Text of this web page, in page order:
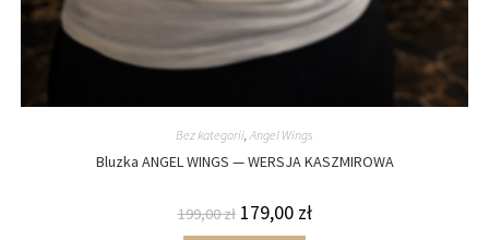
Bez kategorii Angel Wings
Bluzka ANGEL WINGS — WERSJA KASZMIROWA
199,00zł 179,00 zł